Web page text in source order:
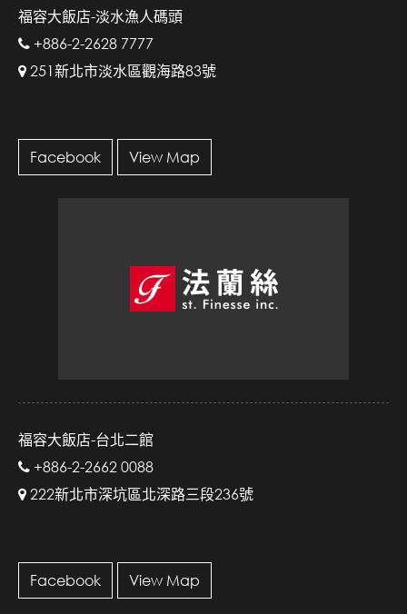
福容大飯店-淡水漁人碼頭
+886-2-2628 7777
251新北市淡水區觀海路83號
Facebook View Map
福容大飯店-台北二館
+886-2-2662 0088
222新北市深坑區北深路三段236號
Facebook View Map